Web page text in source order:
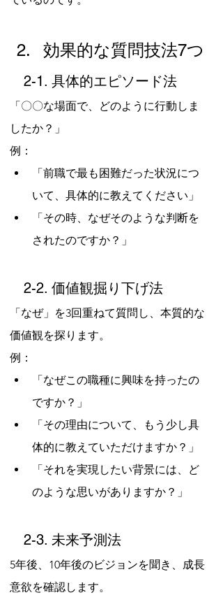
効果的な質問技法7つ
2-1. 具体的エピソード法
「〇〇な場面で、どのように行動しま
したか？」
例：
「前職で最も困難だった状況につ
いて、具体的に教えてください」
「その時、なぜそのような判断を
されたのですか？」
2-2. 価値観掘り下げ法
「なぜ」を3回重ねて質問し、本質的な
価値観を探ります。
例：
「なぜこの職種に興味を持ったの
ですか？」
「その理由について、もう少し具
体的に教えていただけますか？」
「それを実現したい背景には、ど
のような思いがありますか？」
2-3. 未来予測法
5年後、10年後のビジョンを聞き、成長
意欲を確認します。